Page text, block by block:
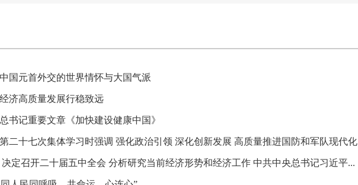
国元首外交的世界情怀与大国气派
济高质量发展行稳致远
书记重要文章《加快建设健康中国》
二十七次集体学习时强调 强化政治引领 深化创新发展 高质量推进国防和军队现代化
定召开二十届五中全会 分析研究当前经济形势和经济工作 中共中央总书记习近平...